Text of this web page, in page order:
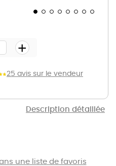
Description détaillée
25 avis sur le vendeur
+
une liste de favoris